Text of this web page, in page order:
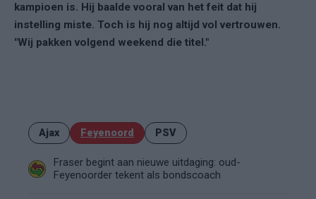
kampioen is. Hij baalde vooral van het feit dat hij
instelling miste. Toch is hij nog altijd vol vertrouwen.
"Wij pakken volgend weekend die titel."
Ajax Feyenoord PSV
Fraser begint aan nieuwe uitdaging: oud-
Feyenoorder tekent als bondscoach